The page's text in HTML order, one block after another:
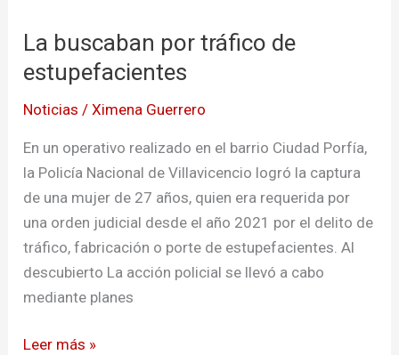
La buscaban por tráfico de
estupefacientes
Noticias /Ximena Guerrero
En un operativo realizado en el barrio Ciudad Porfía,
la Policía Nacional de Villavicencio logró la captura
de una mujer de 27 años, quien era requerida por
una orden judicial desde el año 2021 por el delito de
tráfico, fabricación o porte de estupefacientes. Al
descubierto La acción policial se llevó a cabo
mediante planes
por
tráfico
estupefacientes
Leer más »